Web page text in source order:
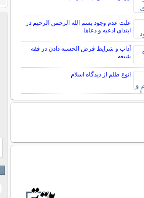
علت عدم وجود بسم الله الرحمن الرحیم در
ابتدای ادعیه و دعاها
آداب و شرایط قرض الحسنه دادن در فقه
شیعه
انوع ظلم از دیدگاه اسلام